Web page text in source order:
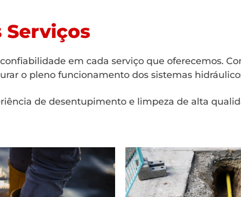
Serviços
em cada serviço que oferecemos.
o pleno funcionamento dos sistemas
de desentupimento e limpeza de alta